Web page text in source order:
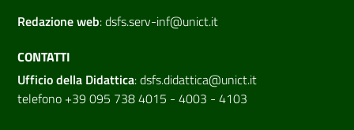
Redazione web:dsfs.serv-inf@unict.it
CONTATTI
Ufficio della Didattica:dsfs.didattica@unict.it
telefono +39 095 738 4015 - 4003 - 4103